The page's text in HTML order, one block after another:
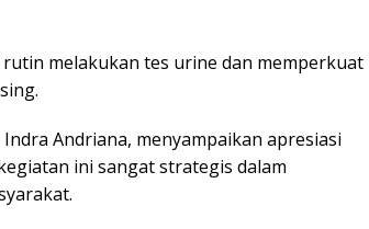
melakukan tes urine dan memperkuat
Andriana, menyampaikan apresiasi
ini sangat strategis dalam